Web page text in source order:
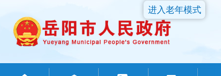
进入老年模式